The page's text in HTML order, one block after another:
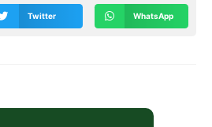
Twitter WhatsApp